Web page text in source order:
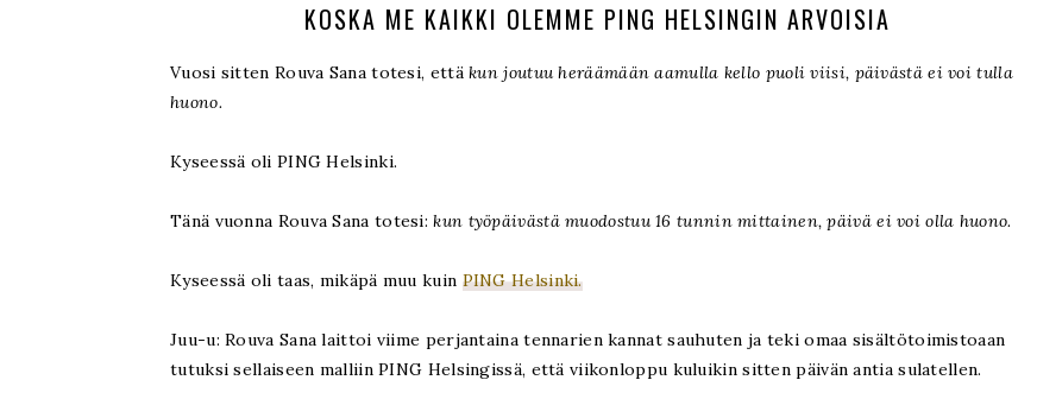
KOSKA ME KAIKKI OLEMME PING HELSINGIN ARVOISIA
Vuosi sitten Rouva Sana totesi, ettäkun joutuu heräämään aamulla kello puoli viisi, päivästä ei voi tulla
huono.
Kyseessä oli PING Helsinki.
Tänä vuonna Rouva Sana totesi:kun työpäivästä muodostuu 16 tunnin mittainen, päivä ei voi olla huono.
Kyseessä oli taas, mikäpä muu kuin PING Helsinki.
Juu-u: Rouva Sana laittoi viime perjantaina tennarien kannat sauhuten ja teki omaa sisältötoimistoaan
tutuksi sellaiseen malliin PING Helsingissä, että viikonloppu kuluikin sitten päivän antia sulatellen.